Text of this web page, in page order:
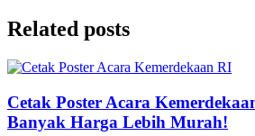
Related posts
Cetak Poster Acara
Banyak Harga Lebih Murah!